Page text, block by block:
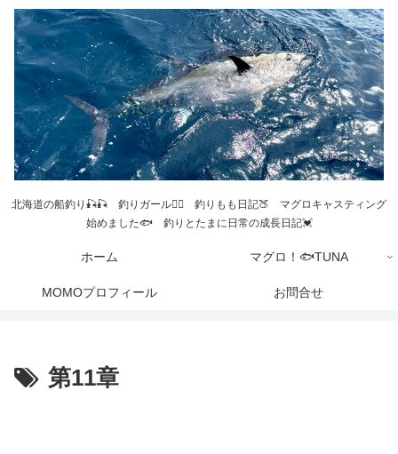
北海道の船釣り🎣🎣 釣りガール💁‍♀️ 釣りもも日記🍑 マグロキャスティング
始めました🐟 釣りとたまに日常の成長日記💓
ホーム マグロ！🐟TUNA
MOMOプロフィール お問合せ
第11章